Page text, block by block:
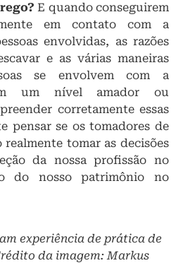
E quando conseguirem
em contato com a
envolvidas, as razões
e as várias maneiras
se envolvem com a
um nível amador ou
corretamente essas
pensar se os tomadores de
realmente tomar as decisões
da nossa profissão no
do nosso patrimônio no
experiência de prática de
da imagem: Markus